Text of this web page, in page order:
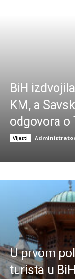
BiH
KM, a
odgovora o
Vijesti Administrator
U prvom
turista u